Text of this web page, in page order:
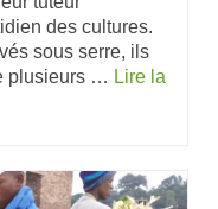
des cultures.
sous serre, ils
plusieurs … Lire la